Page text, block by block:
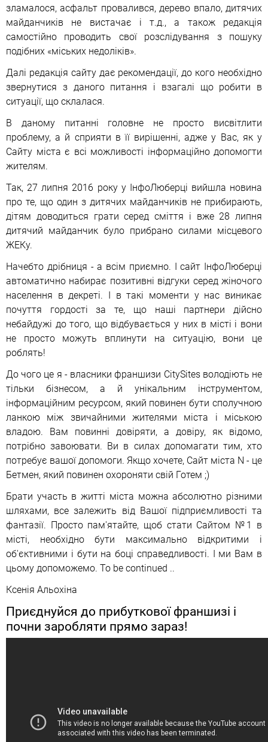
зламалося, асфальт провалився, дерево впало, дитячих
майданчиків не вистачає і т.д., а також редакція
самостійно проводить свої розслідування з пошуку
подібних «міських недоліків».
Далі редакція сайту дає рекомендації, до кого необхідно
звернутися з даного питання і взагалі що робити в
ситуації, що склалася.
В даному питанні головне не просто висвітлити
проблему, а й сприяти в її вирішенні, адже у Вас, як у
Сайту міста є всі можливості інформаційно допомогти
жителям.
Так, 27 липня 2016 року у ІнфоЛюберці вийшла новина
про те, що один з дитячих майданчиків не прибирають,
дітям доводиться грати серед сміття і вже 28 липня
дитячий майданчик було прибрано силами місцевого
ЖЕКу.
Начебто дрібниця - а всім приємно. І сайт ІнфоЛюберці
автоматично набирає позитивні відгуки серед жіночого
населення в декреті. І в такі моменти у нас виникає
почуття гордості за те, що наші партнери дійсно
небайдужі до того, що відбувається у них в місті і вони
не просто можуть вплинути на ситуацію, вони це
роблять!
До чого це я - власники франшизи СitySites володіють не
тільки бізнесом, а й унікальним інструментом,
інформаційним ресурсом, який повинен бути сполучною
ланкою між звичайними жителями міста і міською
владою. Вам повинні довіряти, а довіру, як відомо,
потрібно завоювати. Ви в силах допомагати тим, хто
потребує вашої допомоги. Якщо хочете, Сайт міста N - це
Бетмен, який повинен охороняти свій Готем ;)
Брати участь в житті міста можна абсолютно різними
шляхами, все залежить від Вашої підприємливості та
фантазії. Просто пам'ятайте, щоб стати Сайтом №1 в
місті, необхідно бути максимально відкритими і
об'єктивними і бути на боці справедливості. І ми Вам в
цьому допоможемо. To be continued ..
Ксенія Альохіна
Приєднуйся до прибуткової франшизі і
почни заробляти прямо зараз!